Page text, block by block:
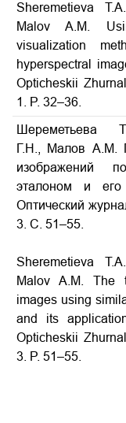
Sheremetieva
Malov A.M.
visualization
hyperspectral
Opticheskii
1. P. 32–36
Шереметьева
Г.Н., Малов А.М.
изображений
эталоном и
Оптический
3. С. 51–55.
Sheremetieva
Malov A.M. The
images using
and its
Opticheskii
3. P. 51–55.